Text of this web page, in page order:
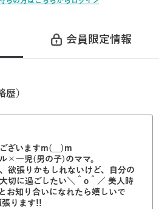
会員限定情報
）
ざいますm(__)m
×一児(男の子)のママ。
欲張りかもしれないけど、自分の
切に過ごしたい＼＾o＾／ 美人時
お知り合いになれたら嬉しいで
張ります!!